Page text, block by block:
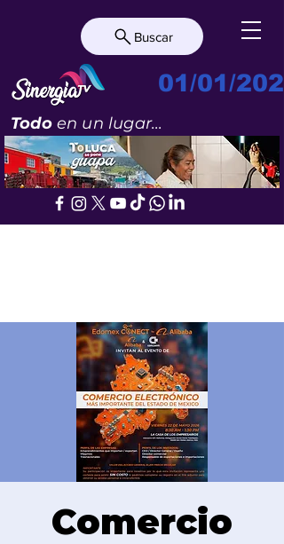
Buscar
01/01/
Todoen un lugar...
Comercio